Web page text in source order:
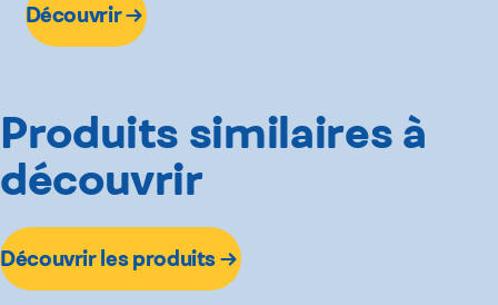
Découvrir
Produits similaires à
découvrir
Découvrir les produits